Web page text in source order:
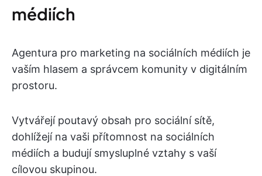
médiích
Agentura pro marketing na sociálních médiích je
vaším hlasem a správcem komunity v digitálním
prostoru.
Vytvářejí poutavý obsah pro sociální sítě,
dohlížejí na vaši přítomnost na sociálních
médiích a budují smysluplné vztahy s vaší
cílovou skupinou.